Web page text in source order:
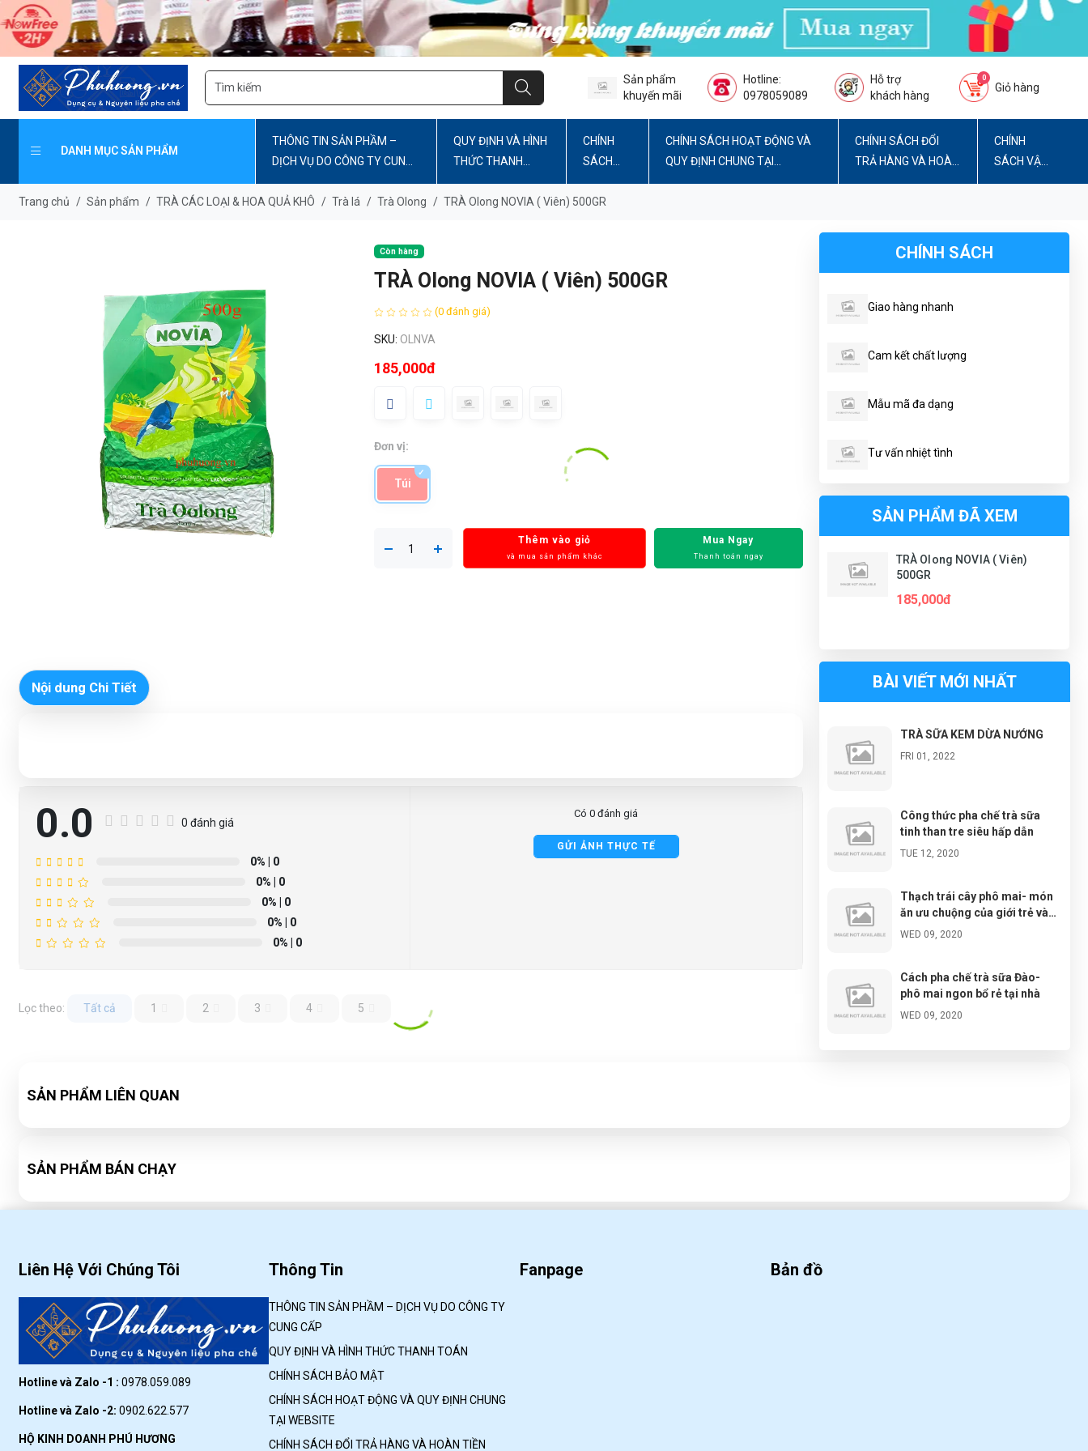
Sản phẩm
khuyến mãi
Hotline:
0978059089
Hỗ trợ
khách hàng
0
Giỏ hàng
DANH MỤC SẢN PHẨM
THÔNG TIN SẢN PHẦM –
DỊCH VỤ DO CÔNG TY CUNG
CẤP
QUY ĐỊNH VÀ HÌNH
THỨC THANH
TOÁN
CHÍNH
SÁCH
BẢO MẬT
CHÍNH SÁCH HOẠT ĐỘNG VÀ
QUY ĐỊNH CHUNG TẠI
WEBSITE
CHÍNH SÁCH ĐỔI
TRẢ HÀNG VÀ HOÀN
TIỀN
CHÍNH
SÁCH VẬN
CHUYỂN
Trang chủ / Sản phẩm / TRÀ CÁC LOẠI & HOA QUẢ KHÔ / Trà lá / Trà Olong / TRÀ Olong NOVIA ( Viên) 500GR
Còn hàng
TRÀ Olong NOVIA ( Viên) 500GR
(0 đánh giá)
SKU: OLNVA
185,000đ
Đơn vị:
Túi
Thêm vào giỏ
và mua sản phẩm khác
Mua Ngay
Thanh toán ngay
CHÍNH SÁCH
Giao hàng nhanh
Cam kết chất lượng
Mẫu mã đa dạng
Tư vấn nhiệt tình
SẢN PHẨM ĐÃ XEM
TRÀ Olong NOVIA ( Viên)
500GR
185,000đ
Nội dung Chi Tiết
0.0 0 đánh giá
0% | 0
0% | 0
0% | 0
0% | 0
0% | 0
Có 0 đánh giá
GỬI ẢNH THỰC TẾ
Lọc theo: Tất cả 1 2 3 4 5
BÀI VIẾT MỚI NHẤT
TRÀ SỮA KEM DỪA NƯỚNG
FRI 01, 2022
Công thức pha chế trà sữa
tinh than tre siêu hấp dẫn
TUE 12, 2020
Thạch trái cây phô mai- món
ăn ưu chuộng của giới trẻ và
cách chế biến cực đơn giản
WED 09, 2020
Cách pha chế trà sữa Đào-
phô mai ngon bổ rẻ tại nhà
WED 09, 2020
SẢN PHẨM LIÊN QUAN
SẢN PHẨM BÁN CHẠY
Liên Hệ Với Chúng Tôi
Hotline và Zalo -1 : 0978.059.089
Hotline và Zalo -2: 0902.622.577
HỘ KINH DOANH PHÚ HƯƠNG
Thông Tin
THÔNG TIN SẢN PHẦM – DỊCH VỤ DO CÔNG TY
CUNG CẤP
QUY ĐỊNH VÀ HÌNH THỨC THANH TOÁN
CHÍNH SÁCH BẢO MẬT
CHÍNH SÁCH HOẠT ĐỘNG VÀ QUY ĐỊNH CHUNG
TẠI WEBSITE
CHÍNH SÁCH ĐỔI TRẢ HÀNG VÀ HOÀN TIỀN
Fanpage Bản đồ